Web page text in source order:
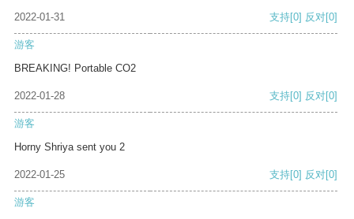
2022-01-31 支持[0] 反对[0]
游客
BREAKING! Portable CO2
2022-01-28 支持[0] 反对[0]
游客
Horny Shriya sent you 2
2022-01-25 支持[0] 反对[0]
游客